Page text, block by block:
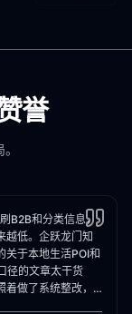
誉
B2B和分类信息，
越低。企跃龙门知
关于本地生活POI和
径的文章太干货
着做了系统整改，